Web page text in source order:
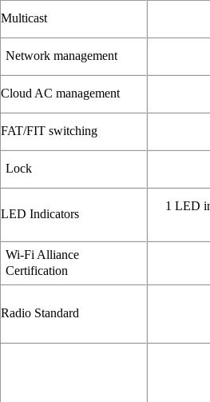
Multicast
Network management
Cloud AC management
FAT/FIT switching
Lock
LED Indicators
1 LED
Wi-Fi Alliance
Certification
Radio Standard